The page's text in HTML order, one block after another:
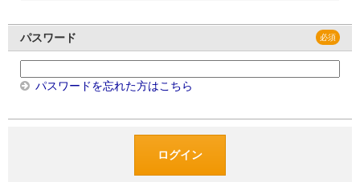
パスワード
パスワードを忘れた方はこちら